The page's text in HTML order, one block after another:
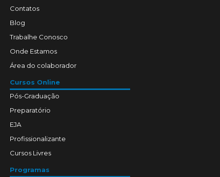
Contatos
Blog
Trabalhe Conosco
Onde Estamos
Área do colaborador
Cursos Online
Pós-Graduação
Preparatório
EJA
Profissionalizante
Cursos Livres
Programas